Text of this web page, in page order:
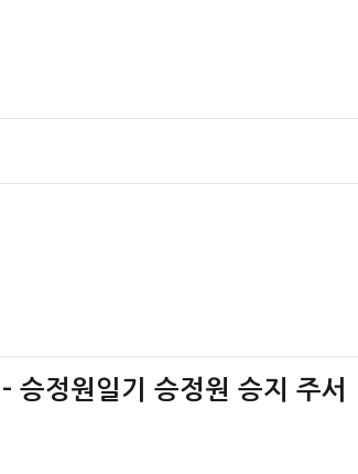
승정원일기 승정원 승지 주서